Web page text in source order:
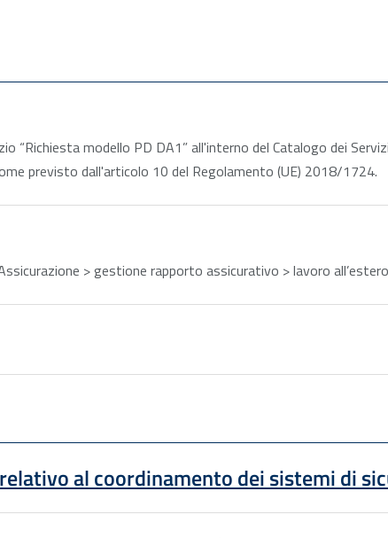
finestra
“Richiesta modello PD DA1” all'interno del Catalogo dei
previsto dall'articolo 10 del Regolamento (UE) 2018/1724.
> gestione rapporto assicurativo > lavoro
al coordinamento dei sistemi di
finestra